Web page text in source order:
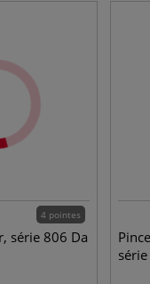
4 pointes
série 806 Da